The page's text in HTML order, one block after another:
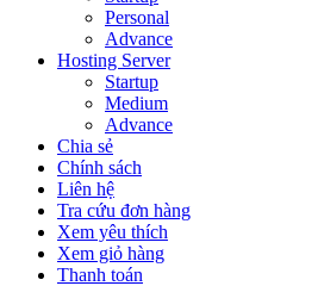
Personal
Advance
Hosting Server
Startup
Medium
Advance
Chia sẻ
Chính sách
Liên hệ
Tra cứu đơn hàng
Xem yêu thích
Xem giỏ hàng
Thanh toán